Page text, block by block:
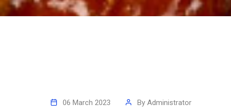
06 March 2023 By Administrator